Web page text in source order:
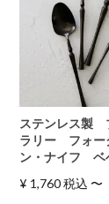
ステンレス製
ラリー フォー
ン・ナイフ ベ
¥ 1,760 税込 〜